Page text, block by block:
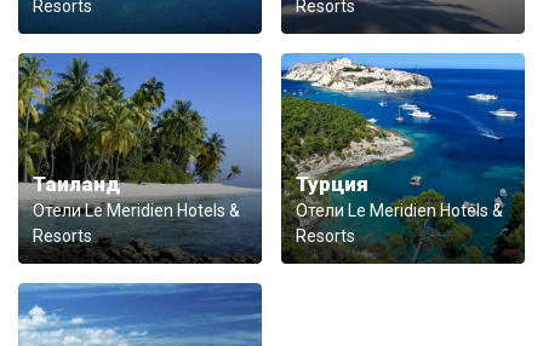
Resorts
Resorts
Таиланд
Отели Le Meridien Hotels &
Resorts
Турция
Отели Le Meridien Hotels &
Resorts